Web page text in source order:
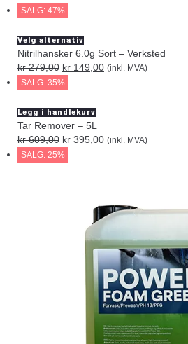
SALG: 47%
Velg alternativ
Nitrilhansker 6.0g Sort – Verksted
kr279,00 kr 149,00 (inkl. MVA)
SALG: 35%
Legg i handlekurv
Tar Remover – 5L
kr609,00 kr 395,00 (inkl. MVA)
SALG: 25%